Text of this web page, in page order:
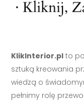
KlikInterior.pl to
sztuką kreowania
wiedzą o
pełnimy rolę